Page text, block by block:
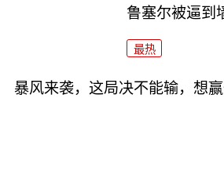
鲁塞尔被逼到
最热
暴风来袭，这局决不能输，想